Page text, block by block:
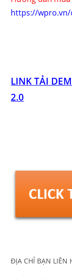
https://
LINK TẢI
2.0
ĐỊA CHỈ BẠN LIÊN